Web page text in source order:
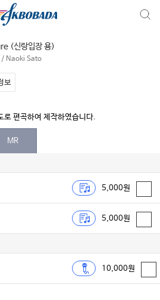
(신랑입장 용)
/ Naoki Sato
보
로 편곡하여 제작하였습니다.
MR
5,000원
5,000원
10,000원